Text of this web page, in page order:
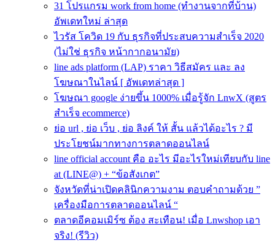
31 โปรแกรม work from home (ทำงานจากที่บ้าน)
อัพเดทใหม่ ล่าสุด
ไวรัส โควิด 19 กับ ธุรกิจที่ประสบความสําเร็จ 2020
(ไม่ใช่ ธุรกิจ หน้ากากอนามัย)
line ads platform (LAP) ราคา วิธีสมัคร และ ลง
โฆษณาในไลน์ [ อัพเดทล่าสุด ]
โฆษณา google ง่ายขึ้น 1000% เมื่อรู้จัก LnwX (สูตร
สำเร็จ ecommerce)
ย่อ url , ย่อ เว็บ , ย่อ ลิงค์ ให้ สั้น แล้วได้อะไร ? มี
ประโยชน์มากทางการตลาดออนไลน์
line official account คือ อะไร มีอะไรใหม่เทียบกับ line
at (LINE@) + “ข้อสังเกต”
จังหวัดที่น่าเปิดคลินิกความงาม ตอบคำถามด้วย ”
เครื่องมือการตลาดออนไลน์ “
ตลาดอีคอมเมิร์ซ ต้อง สะเทือน! เมื่อ Lnwshop เอา
จริง! (รีวิว)